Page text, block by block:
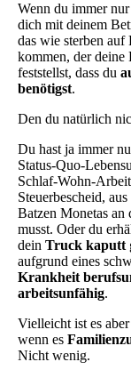
Wenn du immer nur
dich mit deinem
das wie sterben
kommen, der deine
feststellst, dass du
benötigst.
Den du natürlich
Du hast ja immer
Status-Quo-
Schlaf-Wohn-
Steuerbescheid,
Batzen Monetas an
musst. Oder du
dein Truck kaputt
aufgrund eines
Krankheit
arbeitsunfähig.
Vielleicht ist es
wenn es
Nicht wenig.